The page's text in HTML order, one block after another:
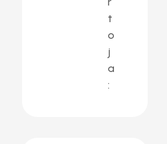
t
o
j
a
: